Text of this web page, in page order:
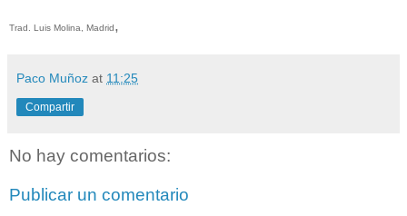
Trad. Luis Molina, Madrid,
Paco Muñoz at 11:25
Compartir
No hay comentarios:
Publicar un comentario